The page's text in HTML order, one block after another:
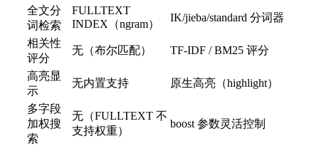
全文分
词检索
FULLTEXT
INDEX（ngram）
IK/jieba/standard 分词器
相关性
评分
无（布尔匹配） TF-IDF / BM25 评分
高亮显
示
无内置支持 原生高亮（highlight）
多字段
加权搜
索
无（FULLTEXT 不
支持权重）
boost 参数灵活控制